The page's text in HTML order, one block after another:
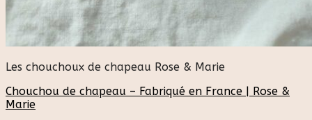
Les chouchoux de chapeau Rose & Marie
Chouchou de chapeau – Fabriqué en France | Rose &
Marie